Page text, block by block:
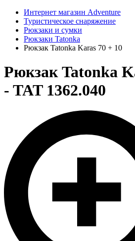
Интернет магазин Adventure
Туристическое снаряжение
Рюкзаки и сумки
Рюкзаки Tatonka
Рюкзак Tatonka Karas 70 + 10
Рюкзак Tatonka
- TAT 1362.040